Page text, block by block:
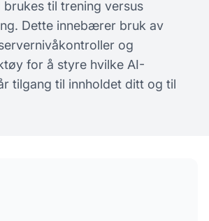
brukes til trening versus
Dette innebærer bruk av
og
for å styre hvilke AI-
tilgang til innholdet ditt og til